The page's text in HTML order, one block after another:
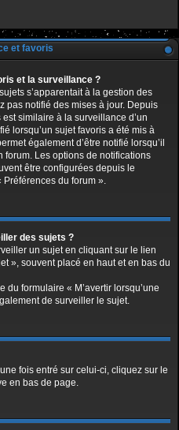
et favoris
et la surveillance ?
s’apparentait à la gestion des
pas notifié des mises à jour. Depuis
similaire à la surveillance d’un
lorsqu’un sujet favoris a été mis à
également d’être notifié lorsqu’il
forum. Les options de notifications
être configurées depuis le
Préférences du forum ».
des sujets ?
un sujet en cliquant sur le lien
», souvent placé en haut et en bas du
du formulaire « M’avertir lorsqu’une
de surveiller le sujet.
fois entré sur celui-ci, cliquez sur le
en bas de page.